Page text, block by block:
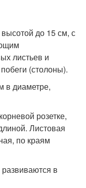
высотой до 15 см, с
листьев и
(столоны).
в диаметре,
розетке,
Листовая
по краям
в